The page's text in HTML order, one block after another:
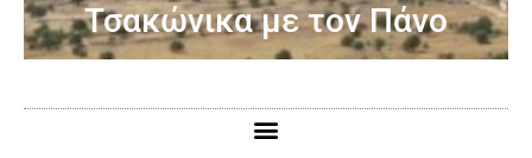
Τσακώνικα με τον Πάνο